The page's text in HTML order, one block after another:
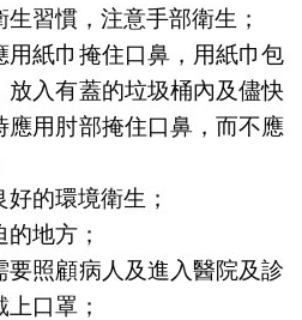
習慣，注意手部衛生；
用紙巾掩住口鼻，用紙巾包
放入有蓋的垃圾桶內及儘快
應用肘部掩住口鼻，而不應
的環境衛生；
地方；
要照顧病人及進入醫院及診
口罩；